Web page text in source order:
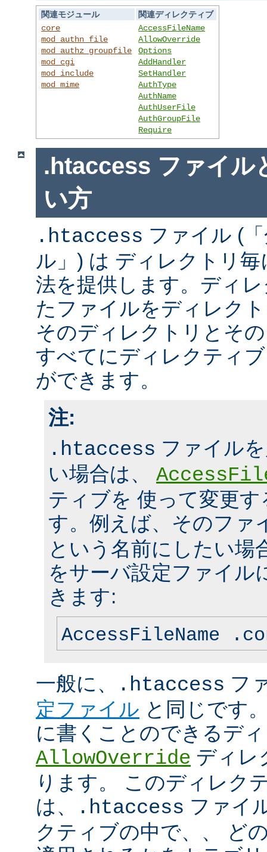
関連モジュール
関連ディレクティブ
core
mod_authn_file
mod_authz_groupfile
mod_cgi
mod_include
mod_mime
AccessFileName
AllowOverride
Options
AddHandler
SetHandler
AuthType
AuthName
AuthUserFile
AuthGroupFile
Require
.htaccess ファイル
い方
.htaccess ファイル (
ル」) は ディレクトリ
法を提供します。ディ
たファイルをディレク
そのディレクトリとそ
すべてにディレクティ
ができます。
注:
.htaccess ファイル
い場合は、
ティブを 使って変更
す。例えば、そのファ
という名前にしたい場
をサーバ設定ファイル
きます:
AccessFileName
一般に、 .htaccess フ
定ファイル と同じです
に書くことのできるデ
AllowOverride ディレ
ります。 このディレク
は、
.htaccess ファイ
クティブの中で、、 ど